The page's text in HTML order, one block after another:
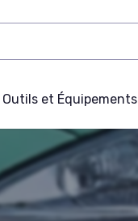
Outils et Équipements